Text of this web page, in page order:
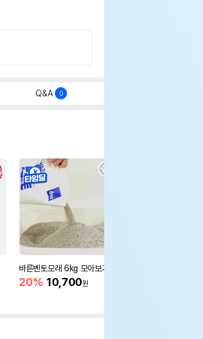
Q&A 0
바른벤토모래 6kg 모아보기
20% 10,700원